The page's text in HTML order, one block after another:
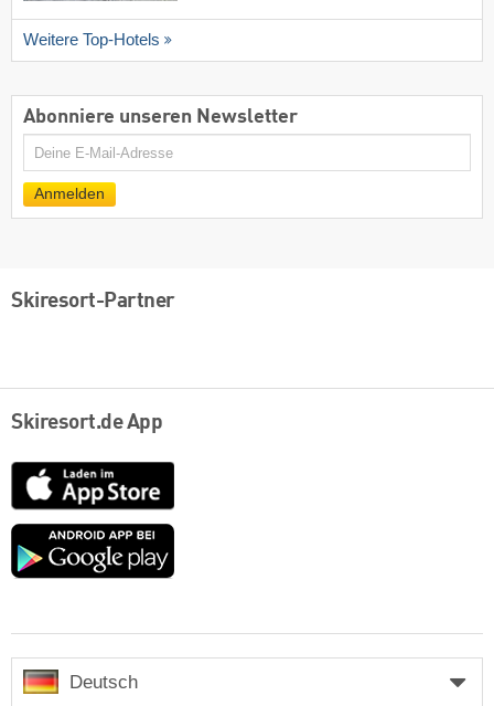
Weitere Top-Hotels
Abonniere unseren Newsletter
E-
Anmelden
Skiresort-Partner
Skiresort.de App
App
Store
Google
Deutsch